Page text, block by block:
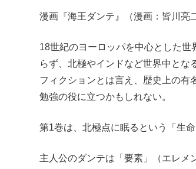
漫画『海王ダンテ』（漫画：皆川亮
18世紀のヨーロッパを中心とした
らず、北極やインドなど世界中とな
フィクションとは言え、歴史上の有
勉強の役に立つかもしれない。
第1巻は、北極点に眠るという「生
主人公のダンテは「要素」（エレメ